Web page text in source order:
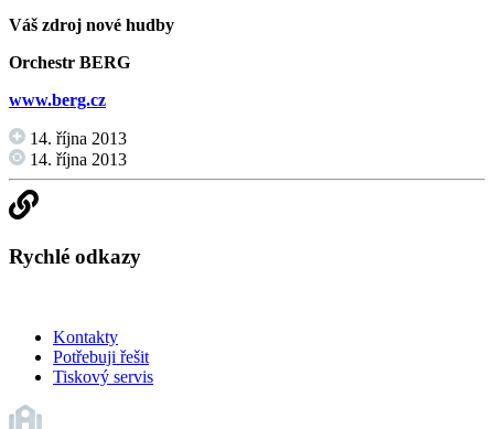
Váš zdroj nové hudby
Orchestr BERG
www.berg.cz
14. října 2013
14. října 2013
Rychlé odkazy
Kontakty
Potřebuji řešit
Tiskový servis